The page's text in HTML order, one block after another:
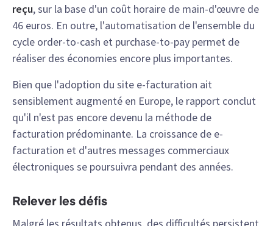
reçu, sur la base d'un coût horaire de main-d'œuvre de
46 euros. En outre, l'automatisation de l'ensemble du
cycle order-to-cash et purchase-to-pay permet de
réaliser des économies encore plus importantes.
Bien que l'adoption du site e-facturation ait
sensiblement augmenté en Europe, le rapport conclut
qu'il n'est pas encore devenu la méthode de
facturation prédominante. La croissance de e-
facturation et d'autres messages commerciaux
électroniques se poursuivra pendant des années.
Relever les défis
Malgré les résultats obtenus, des difficultés persistent